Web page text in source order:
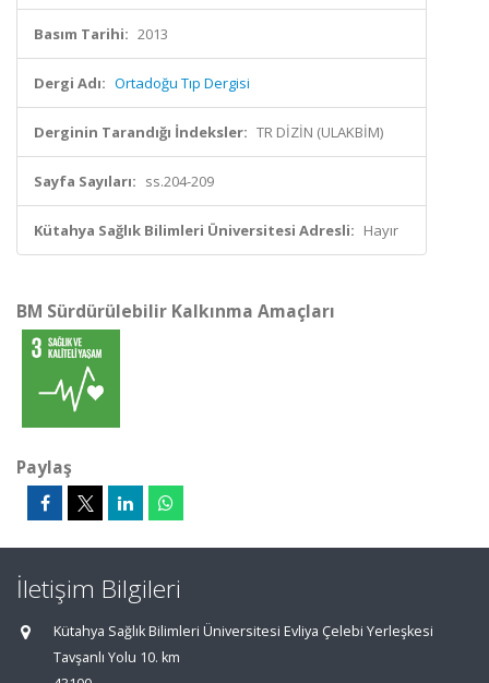
Basım Tarihi: 2013
Dergi Adı: Ortadoğu Tıp Dergisi
Derginin Tarandığı İndeksler: TR DİZİN (ULAKBİM)
Sayfa Sayıları: ss.204-209
Kütahya Sağlık Bilimleri Üniversitesi Adresli: Hayır
BM Sürdürülebilir Kalkınma Amaçları
Paylaş
İletişim Bilgileri
Kütahya Sağlık Bilimleri Üniversitesi Evliya Çelebi Yerleşkesi
Tavşanlı Yolu 10. km